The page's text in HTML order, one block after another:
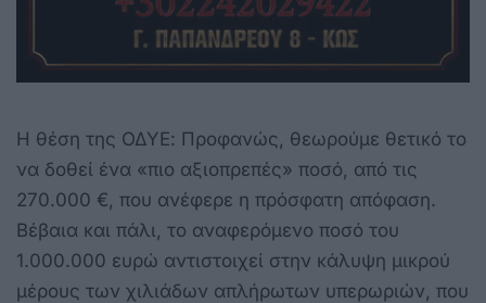
Η θέση της ΟΔΥΕ: Προφανώς, θεωρούμε θετικό το
να δοθεί ένα «πιο αξιοπρεπές» ποσό, από τις
270.000 €, που ανέφερε η πρόσφατη απόφαση.
Βέβαια και πάλι, το αναφερόμενο ποσό του
1.000.000 ευρώ αντιστοιχεί στην κάλυψη μικρού
μέρους των χιλιάδων απλήρωτων υπερωριών, που